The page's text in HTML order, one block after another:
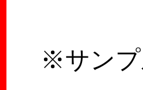
※サンプ